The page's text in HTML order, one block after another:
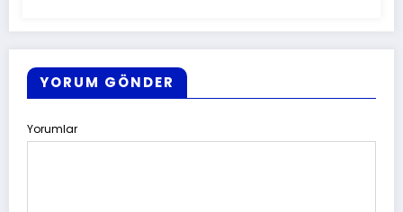
YORUM GÖNDER
Yorumlar